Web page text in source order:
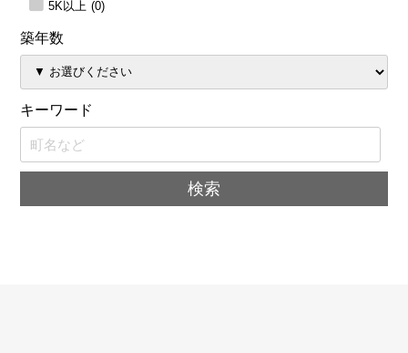
5K以上 (0)
築年数
キーワード